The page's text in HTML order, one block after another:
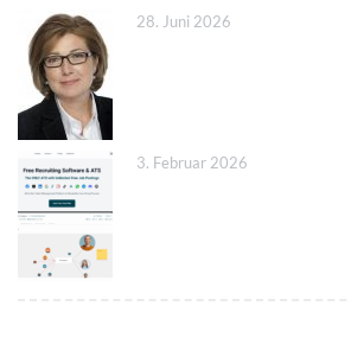
28. Juni 2026
3. Februar 2026